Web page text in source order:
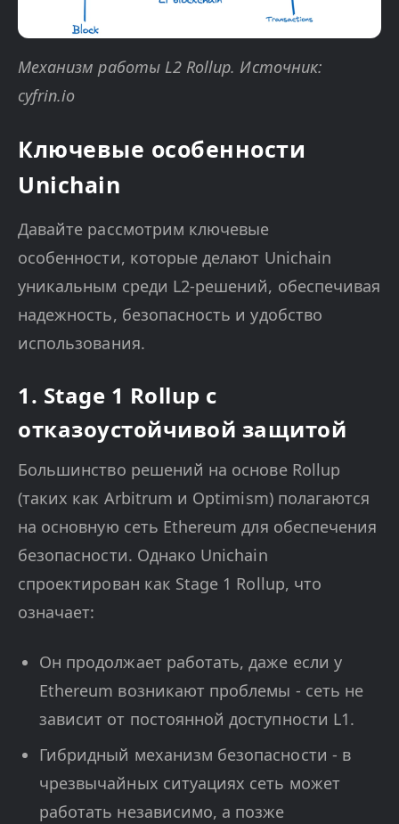
Механизм работы L2 Rollup. Источник:
cyfrin.io
Ключевые особенности
Unichain
Давайте рассмотрим ключевые
особенности, которые делают Unichain
уникальным среди L2-решений, обеспечивая
надежность, безопасность и удобство
использования.
1. Stage 1 Rollup с
отказоустойчивой защитой
Большинство решений на основе Rollup
(таких как Arbitrum и Optimism) полагаются
на основную сеть Ethereum для обеспечения
безопасности. Однако Unichain
спроектирован как Stage 1 Rollup, что
означает:
Он продолжает работать, даже если у
Ethereum возникают проблемы - сеть не
зависит от постоянной доступности L1.
Гибридный механизм безопасности - в
чрезвычайных ситуациях сеть может
работать независимо, а позже